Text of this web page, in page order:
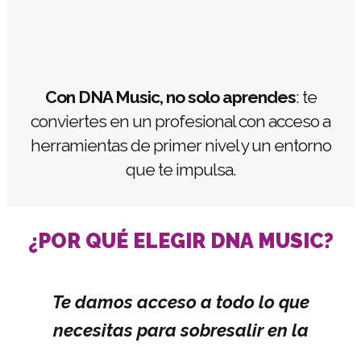
Con DNA Music, no solo aprendes: te
conviertes en un profesional con acceso a
herramientas de primer nivel y un entorno
que te impulsa.
¿POR QUÉ ELEGIR DNA MUSIC?​
Te damos acceso a todo lo que
necesitas para sobresalir en la